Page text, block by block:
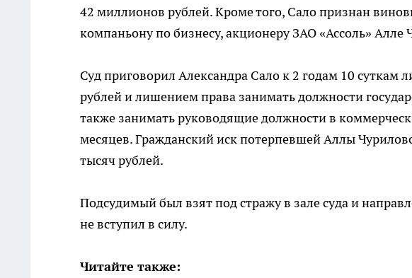
42 миллионов рублей. Кроме того, Сало признан
компаньону по бизнесу, акционеру ЗАО «Ассоль» Алле
Суд приговорил Александра Сало к 2 годам 10
рублей и лишением права занимать должности
также занимать руководящие должности в
месяцев. Гражданский иск потерпевшей Аллы
тысяч рублей.
Подсудимый был взят под стражу в зале суда и
не вступил в силу.
Читайте также: